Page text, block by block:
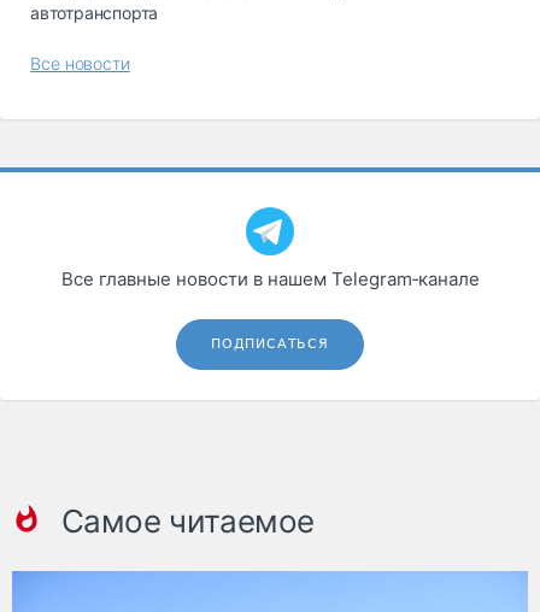
автотранспорта
Все новости
Все главные новости в нашем Telegram‑канале
ПОДПИСАТЬСЯ
Самое читаемое